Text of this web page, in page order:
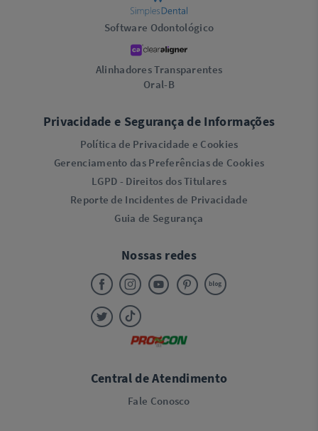
Software Odontológico
Alinhadores Transparentes
Oral-B
Privacidade e Segurança de Informações
Política de Privacidade e Cookies
Gerenciamento das Preferências de Cookies
LGPD - Direitos dos Titulares
Reporte de Incidentes de Privacidade
Guia de Segurança
Nossas redes
Central de Atendimento
Fale Conosco